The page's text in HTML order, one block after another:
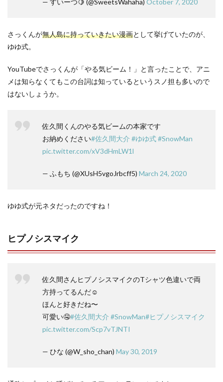
さっくんが無人島に持っていきたい漫画として挙げていたのが、
ゆゆ式。
YouTubeでさっくんが「やる気ビーム！」と言ったことで、アニ
メは知らなくてもこの台詞は知っているというスノ担も多いので
はないしょうか。
佐久間くんのやる気ビームの本家です
お納めください#佐久間大介 #ゆゆ式#SnowMan
pic.twitter.com/xV3dHmLW1l
— ふもち (@XUsH5vgoJrbcff5) March 24, 2020
ゆゆ式が元ネタだったのですね！
ヒプノシスマイク
佐久間さんヒプノシスマイクのTシャツ色違いで両
方持ってるんだ☺️
ほんと好きだね〜
可愛い🤤#佐久間大介 #SnowMan#ヒプノシスマイク
pic.twitter.com/Scp7vTJNTI
— ひな (@W_sho_chan) May 30, 2019